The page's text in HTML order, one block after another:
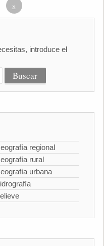
»
introduce el
regional
rural
urbana